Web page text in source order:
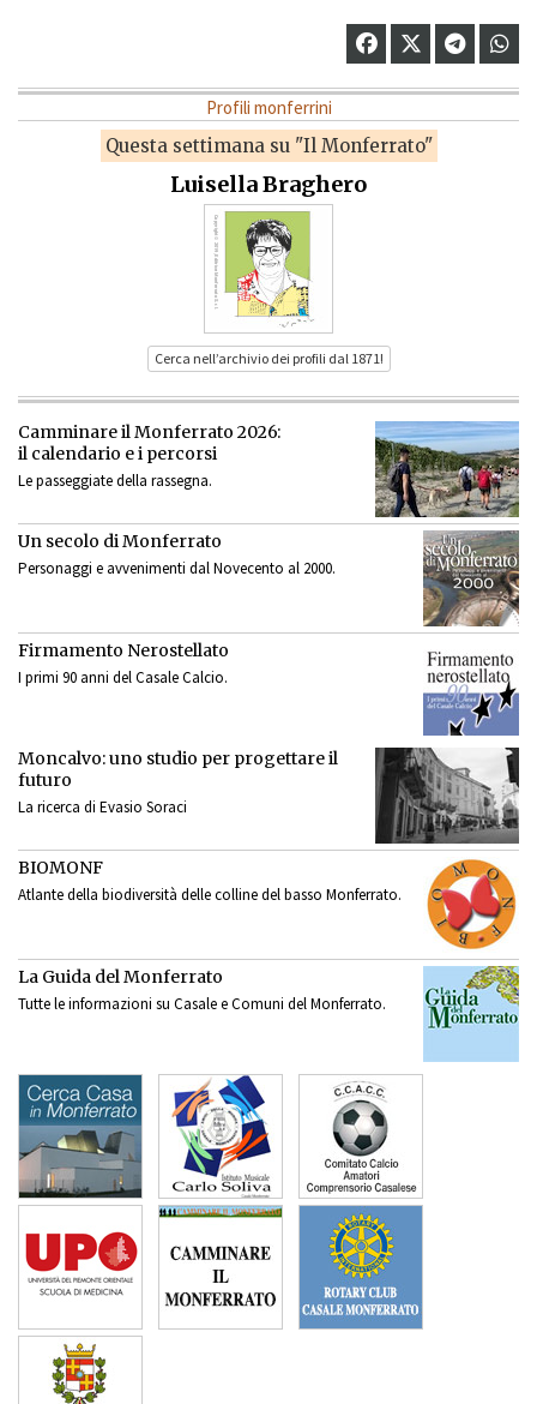
Profili monferrini
Questa settimana su "Il Monferrato"
Luisella Braghero
Cerca nell’archivio dei profili dal 1871!
Camminare il Monferrato 2026:
il calendario e i percorsi
Le passeggiate della rassegna.
Un secolo di Monferrato
Personaggi e avvenimenti dal Novecento al 2000.
Firmamento Nerostellato
I primi 90 anni del Casale Calcio.
Moncalvo: uno studio per progettare il
futuro
La ricerca di Evasio Soraci
BIOMONF
Atlante della biodiversità delle colline del basso Monferrato.
La Guida del Monferrato
Tutte le informazioni su Casale e Comuni del Monferrato.